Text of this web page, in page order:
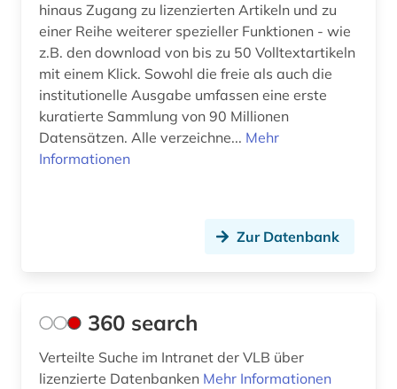
auswanderung (3)
ausweisung (1)
autograf (1)
autograph (3)
av-medien (1)
hinaus Zugang zu lizenzierten Artikeln und zu
einer Reihe weiterer spezieller Funktionen - wie
z.B. den download von bis zu 50 Volltextartikeln
mit einem Klick. Sowohl die freie als auch die
institutionelle Ausgabe umfassen eine erste
kuratierte Sammlung von 90 Millionen
Datensätzen. Alle verzeichne... Mehr
Informationen
Zur Datenbank
360 search
Verteilte Suche im Intranet der VLB über
lizenzierte Datenbanken Mehr Informationen